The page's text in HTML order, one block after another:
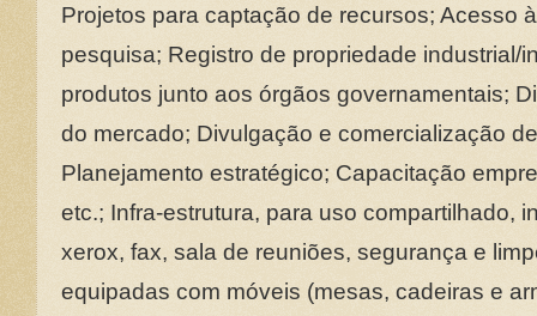
Projetos para captação de recursos; Acesso
pesquisa; Registro de propriedade industrial/
produtos junto aos órgãos governamentais;
do mercado; Divulgação e comercialização
Planejamento estratégico; Capacitação
etc.; Infra-estrutura, para uso compartilhado,
xerox, fax, sala de reuniões, segurança e
equipadas com móveis (mesas, cadeiras e